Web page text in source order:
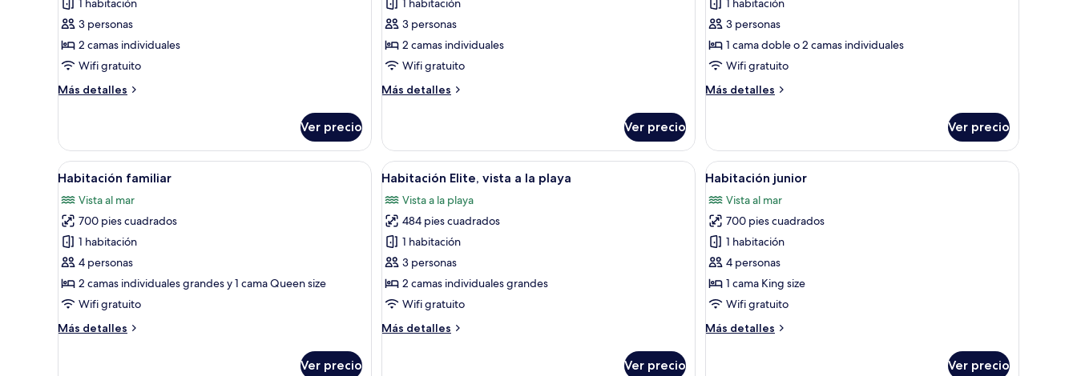
de
Habitación
Elite
1 habitación
3 personas
2 camas individuales
Wifi gratuito
Más detalles
Más
Elite
Ver precio
de
Habitación
Elite,
vista
mar
1 habitación
3 personas
2 camas individuales
Wifi gratuito
Más detalles
Más
Elite,
vista
al
Ver precio
de
Habitación
Club,
vista
mar
1 habitación
3 personas
1 cama doble o 2 camas individuales
Wifi gratuito
Más detalles
Más
Club,
vista
al
Ver precio
Abrir
todas
las
fotos
de
Habitación
familiar
Habitación de hotel con una cama grande, un escritorio, una silla y un balcón con piscina.
4
Habitación familiar
Vista al mar
700 pies cuadrados
1 habitación
4 personas
2 camas individuales grandes y 1 cama Queen size
Wifi gratuito
Más detalles
Más
Ver precio
Abrir
todas
las
fotos
de
Habitación
Elite,
vista
la
Habitación de hotel con dos camas, un escritorio, una silla, un televisor y un balcón con vistas.
6
Habitación Elite, vista a la playa
Vista a la playa
484 pies cuadrados
1 habitación
3 personas
2 camas individuales grandes
Wifi gratuito
Más detalles
Más
Ver precio
Abrir
todas
las
fotos
de
Habitación
junior
Habitación de hotel con una cama grande,
6
Habitación junior
Vista al mar
700 pies cuadrados
1 habitación
4 personas
1 cama King size
Wifi gratuito
Más detalles
Más
Ver precio